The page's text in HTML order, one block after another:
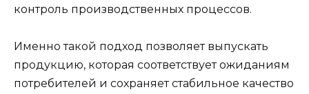
контроль производственных процессов.
Именно такой подход позволяет выпускать
продукцию, которая соответствует ожиданиям
потребителей и сохраняет стабильное качество